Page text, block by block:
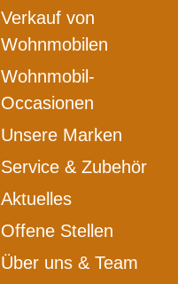
Verkauf von
Wohnmobilen
Wohnmobil-
Occasionen
Unsere Marken
Service & Zubehör
Aktuelles
Offene Stellen
Über uns & Team